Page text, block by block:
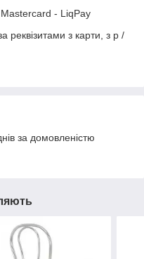
- LiqPay
з карти, з р /
за домовленістю